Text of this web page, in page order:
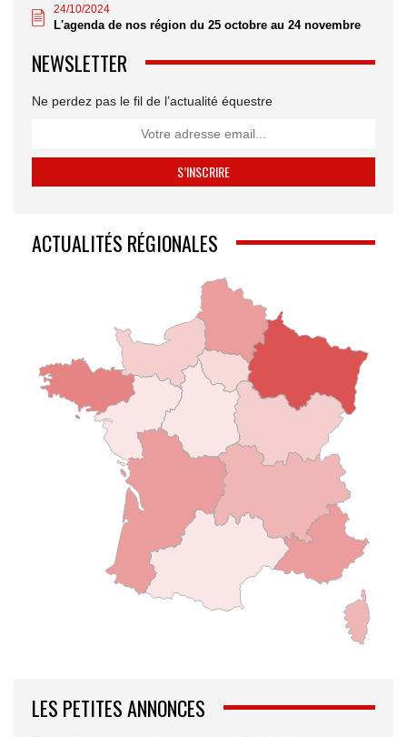
24/10/2024
L'agenda de nos région du 25 octobre au 24 novembre
NEWSLETTER
Ne perdez pas le fil de l’actualité équestre
ACTUALITÉS RÉGIONALES
LES PETITES ANNONCES